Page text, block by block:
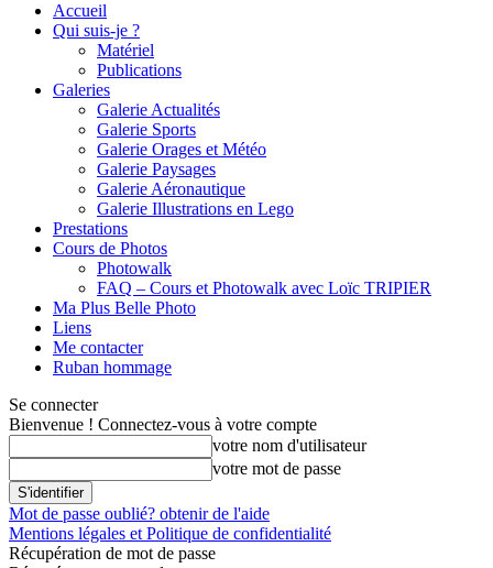
Accueil
Qui suis-je ?
Matériel
Publications
Galeries
Galerie Actualités
Galerie Sports
Galerie Orages et Météo
Galerie Paysages
Galerie Aéronautique
Galerie Illustrations en Lego
Prestations
Cours de Photos
Photowalk
FAQ – Cours et Photowalk avec Loïc TRIPIER
Ma Plus Belle Photo
Liens
Me contacter
Ruban hommage
Se connecter
Bienvenue ! Connectez-vous à votre compte
votre nom d'utilisateur
votre mot de passe
Mot de passe oublié? obtenir de l'aide
Mentions légales et Politique de confidentialité
Récupération de mot de passe